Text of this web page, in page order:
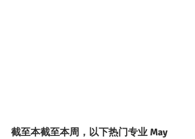
截至本截至本周，以下热门专业 May